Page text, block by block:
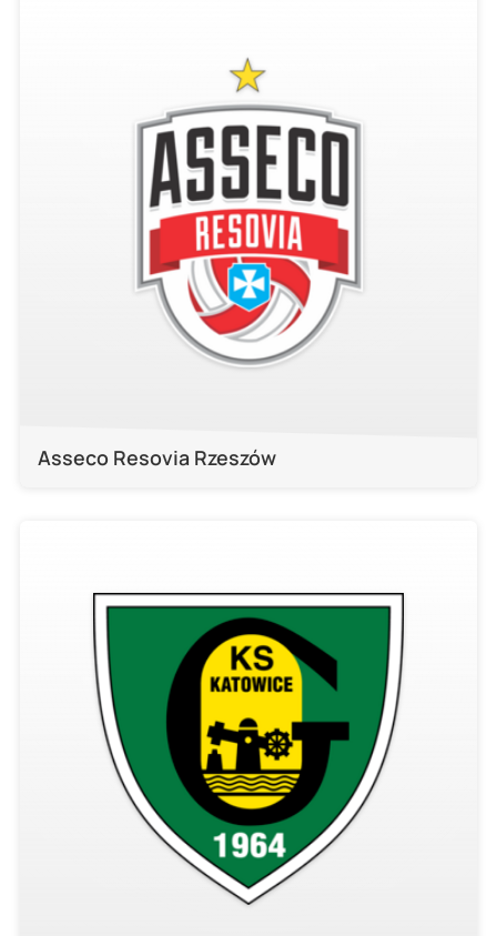
Asseco Resovia Rzeszów